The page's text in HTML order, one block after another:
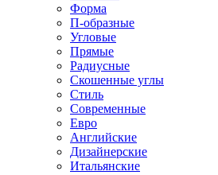
Форма
П-образные
Угловые
Прямые
Радиусные
Скошенные углы
Стиль
Современные
Евро
Английские
Дизайнерские
Итальянские